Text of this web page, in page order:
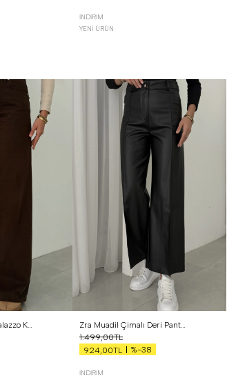
İNDIRIM
YENI ÜRÜN
Zra Marka Muadili Palazzo Kot Pantolon Acı Kahve
Zra Muadil Çimalı Deri Pantolon Siyah
1.499,00TL
924,00TL
%-38
İNDIRIM